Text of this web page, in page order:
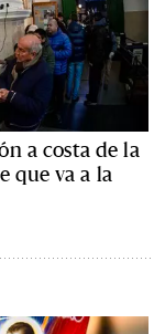
a costa de la
que va a la